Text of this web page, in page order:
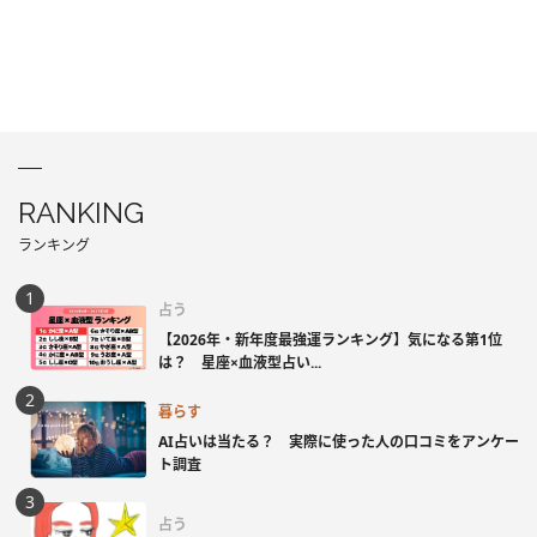
RANKING
ランキング
占う
【2026年・新年度最強運ランキング】気になる第1位
は？ 星座×血液型占い...
暮らす
AI占いは当たる？ 実際に使った人の口コミをアンケー
ト調査
占う